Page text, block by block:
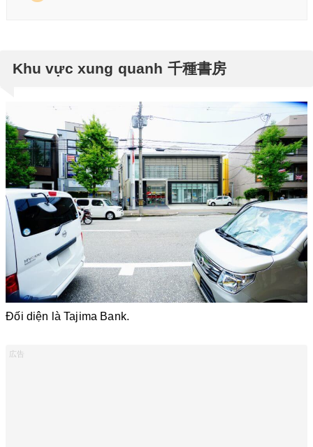
Khu vực xung quanh 千種書房
Đối diện là Tajima Bank.